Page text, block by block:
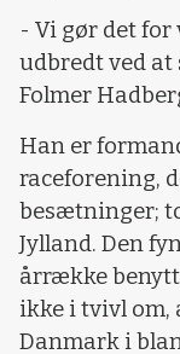
- Vi gør det for
udbredt ved at
Folmer
Han er
raceforening,
besætninger;
Jylland. Den
årrække
ikke i tvivl om,
Danmark i